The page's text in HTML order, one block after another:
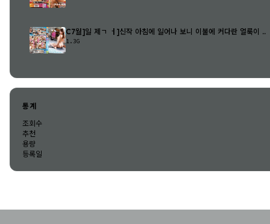
C7월]일 제ㄱ ㅓ]신작 아침에 일어나 보니 이불에 커다란 얼룩이 ..
1.3G
통계
조회수
추천
용량
등록일